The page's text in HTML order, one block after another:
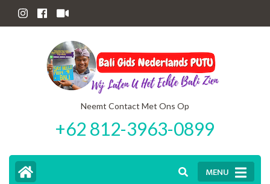
Skip
to
Neemt Contact Met Ons Op
+62 812-3963-0899
MENU